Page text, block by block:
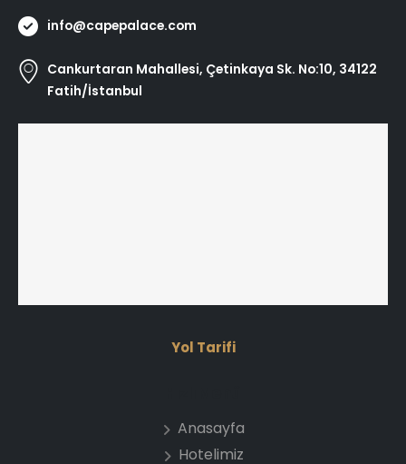
info@capepalace.com
Cankurtaran Mahallesi, Çetinkaya Sk. No:10, 34122
Fatih/İstanbul
Yol Tarifi
Anasayfa
Hotelimiz